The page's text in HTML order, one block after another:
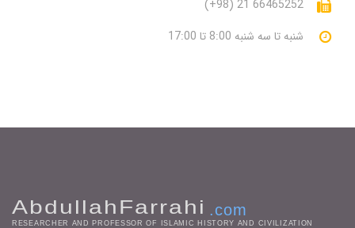
(+98) 21 66465252
شنبه تا سه شنبه 8:00 تا 17:00
AbdullahFarrahi .com
RESEARCHER AND PROFESSOR OF ISLAMIC HISTORY AND CIVILIZATION